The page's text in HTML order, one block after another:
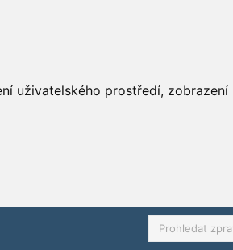
uživatelského prostředí, zobrazení